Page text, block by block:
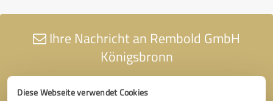
Diese Webseite verwendet Cookies
Ihre Nachricht an Rembold GmbH
Königsbronn